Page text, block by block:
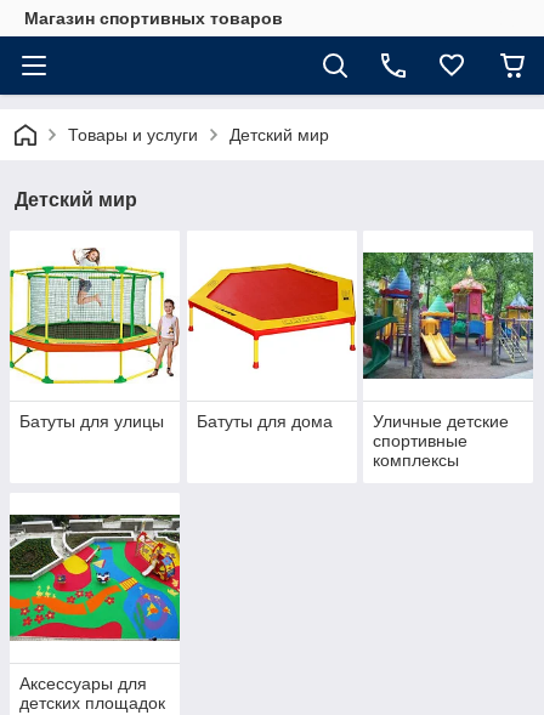
Магазин спортивных товаров
Товары и услуги Детский мир
Детский мир
Батуты для улицы Батуты для дома
Уличные детские
спортивные
комплексы
Аксессуары для
детских площадок